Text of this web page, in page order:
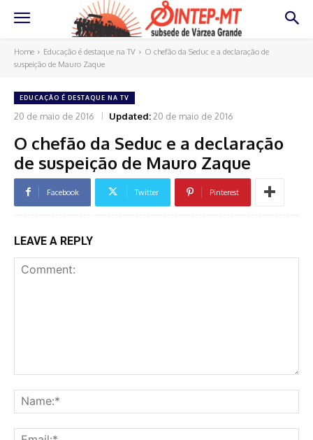
Home Educação é destaque na TV
O chefão da Seduc e a declaração de
suspeição de Mauro Zaque
EDUCAÇÃO É DESTAQUE NA TV
20 de maio de 2016 Updated:20 de maio de 2016
O chefão da Seduc e a declaração
de suspeição de Mauro Zaque
Facebook Twitter Pinterest
LEAVE A REPLY